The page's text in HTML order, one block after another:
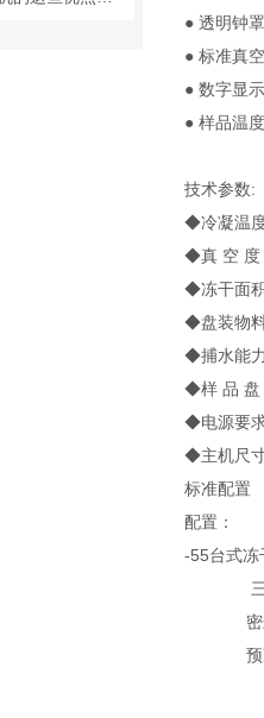
● 透明钟
● 标准真
● 数字显
● 样品温
技术参数:
◆冷凝温
◆真 空 度
◆冻干面
◆盘装物
◆捕水能
◆样 品 盘
◆电源要
◆主机尺
标准配置
配置：
-55台式冻
三通橡
密封圈
预冻架